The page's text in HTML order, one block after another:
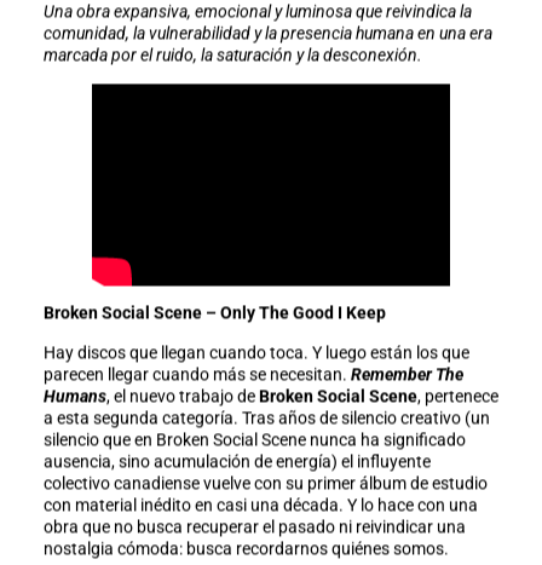
Una obra expansiva, emocional y luminosa que reivindica la
comunidad, la vulnerabilidad y la presencia humana en una era
marcada por el ruido, la saturación y la desconexión.
Broken Social Scene – Only The Good I Keep
Hay discos que llegan cuando toca. Y luego están los que
parecen llegar cuando más se necesitan. Remember The
Humans, el nuevo trabajo deBroken Social Scene, pertenece
a esta segunda categoría. Tras años de silencio creativo (un
silencio que en Broken Social Scene nunca ha significado
ausencia, sino acumulación de energía) el influyente
colectivo canadiense vuelve con su primer álbum de estudio
con material inédito en casi una década. Y lo hace con una
obra que no busca recuperar el pasado ni reivindicar una
nostalgia cómoda: busca recordarnos quiénes somos.